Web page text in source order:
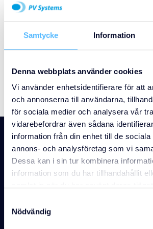
Samtycke Information
Denna webbplats använder cookies
Vi använder enhetsidentifierare för att
och annonserna till användarna,
för sociala medier och analysera vår
vidarebefordrar även sådana
information från din enhet till de sociala
annons- och analysföretag som vi
Dessa kan i sin tur kombinera
information som du har tillhandahållit
Nödvändig
NYHETER
övrigt